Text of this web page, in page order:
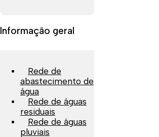
Informação geral
Rede de
abastecimento de
água
Rede de águas
residuais
Rede de águas
pluviais